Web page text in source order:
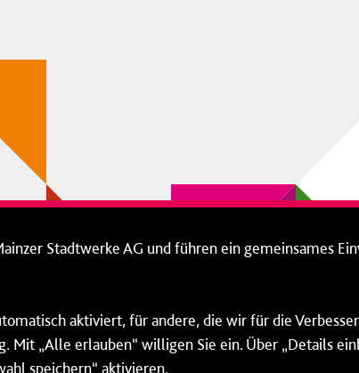
Stadtwerke AG und führen ein gemeinsames
aktiviert, für andere, die wir für die
„Alle erlauben“ willigen Sie ein. Über „Details
speichern“ aktivieren.